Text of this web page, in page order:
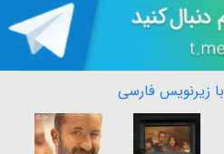
با زیرنویس فارسی